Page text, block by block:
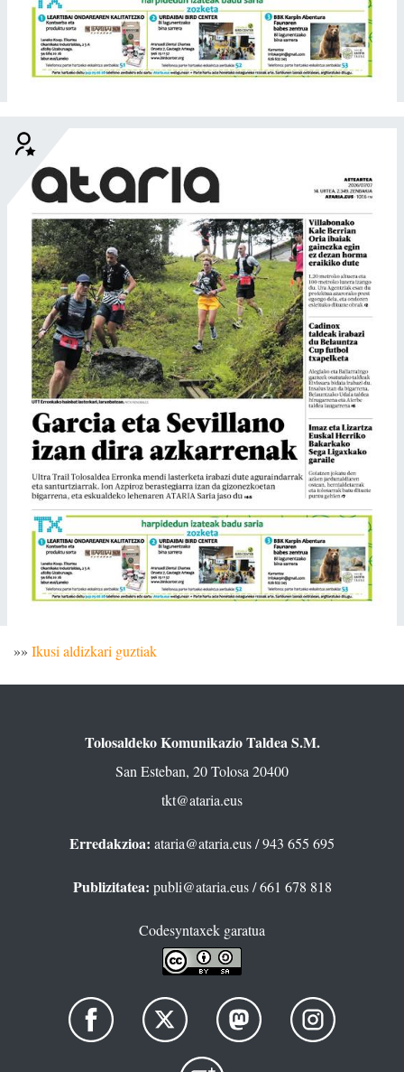
»» Ikusi aldizkari guztiak
Tolosaldeko Komunikazio Taldea S.M.
San Esteban, 20 Tolosa 20400
tkt@ataria.eus
Erredakzioa: ataria@ataria.eus/ 943 655 695
Publizitatea: publi@ataria.eus/ 661 678 818
Codesyntaxek garatua